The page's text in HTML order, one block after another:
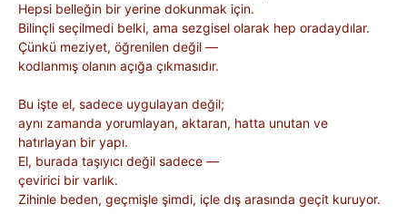
Hepsi belleğin bir yerine dokunmak için.
Bilinçli seçilmedi belki, ama sezgisel olarak hep oradaydılar.
Çünkü meziyet, öğrenilen değil —
kodlanmış olanın açığa çıkmasıdır.
Bu işte el, sadece uygulayan değil;
aynı zamanda yorumlayan, aktaran, hatta unutan ve
hatırlayan bir yapı.
El, burada taşıyıcı değil sadece —
çevirici bir varlık.
Zihinle beden, geçmişle şimdi, içle dış arasında geçit kuruyor.